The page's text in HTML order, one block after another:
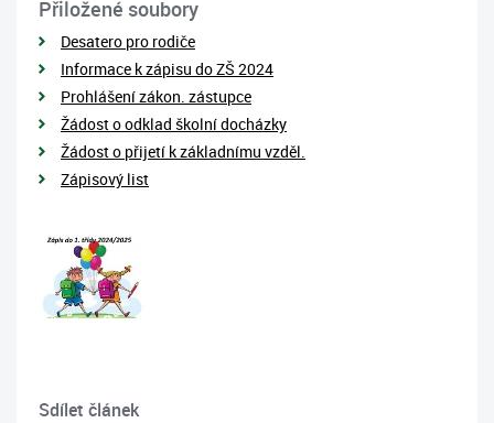
Přiložené soubory
Desatero pro rodiče
Informace k zápisu do ZŠ 2024
Prohlášení zákon. zástupce
Žádost o odklad školní docházky
Žádost o přijetí k základnímu vzděl.
Zápisový list
Sdílet článek